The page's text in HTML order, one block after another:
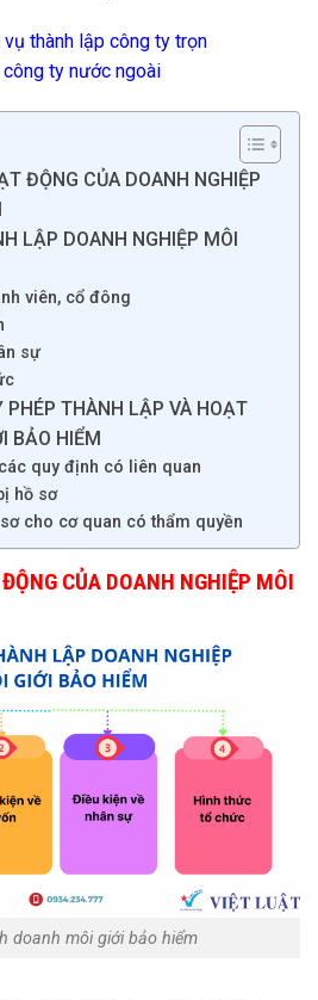
vụ thành lập công ty trọn
công ty nước ngoài
ĐỘNG CỦA DOANH NGHIỆP
LẬP DOANH NGHIỆP MÔI
viên, cổ đông
sự
PHÉP THÀNH LẬP VÀ HOẠT
BẢO HIỂM
quy định có liên quan
hồ sơ
cho cơ quan có thẩm quyền
CỦA DOANH NGHIỆP MÔI
doanh môi giới bảo hiểm